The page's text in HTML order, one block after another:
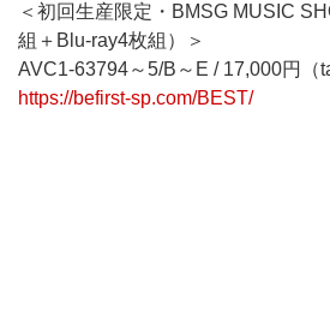
＜初回生産限定・BMSG MUSIC
組＋Blu-ray4枚組）＞
AVC1-63794～5/B～E / 17,000円（
https://befirst-sp.com/BEST/